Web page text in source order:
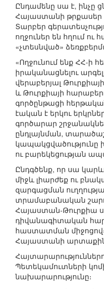
Ընդամենը սա է, ինչը
Հայաստանի թրքասեր
Տարբեր
ողջուներ են հղում ու
«չտեսնված»
«Ողջունում ենք ՀՀ-ի
իրականացնելու
վերաբերյալ
և Թուրքիայի
գործընթացի հերթական
էական է երկու
գործարար
ընդլայնման,
կապակցվածությունը
ու բարեկեցության
Ընդգծենք, որ սա
միջև լիարժեք ու
զարգացման
տրամաբանական
Հայաստան-Թուրքիա
դիվանագիտական
հաստատման
Հայաստանի արտաքին
Պետեկամուտների
նախարարությունը։